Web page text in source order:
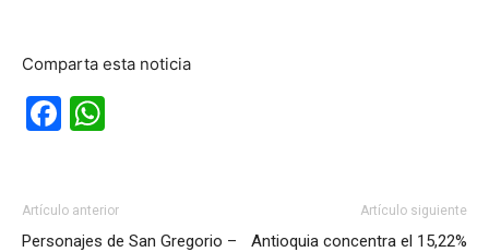
Comparta esta noticia
Facebook
Artículo anterior
Personajes de San Gregorio –
Artículo siguiente
Antioquia concentra el 15,22%